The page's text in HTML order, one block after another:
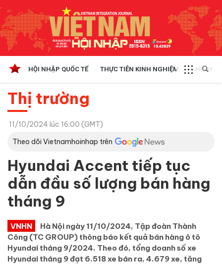
HỘI NHẬP QUỐC TẾ THỰC TIỄN KINH NGHIỆM CHÍNH
Thị trường
11/10/2024 lúc 16:00 (GMT)
Theo dõi Vietnamhoinhap trên
Hyundai Accent tiếp tục
dẫn đầu số lượng bán hàng
tháng 9
VNHN
Hà Nội ngày 11/10/2024, Tập đoàn Thành
Công (TC GROUP) thông báo kết quả bán hàng ô tô
Hyundai tháng 9/2024. Theo đó, tổng doanh số xe
Hyundai tháng 9 đạt 6.518 xe bán ra, 4.679 xe, tăng